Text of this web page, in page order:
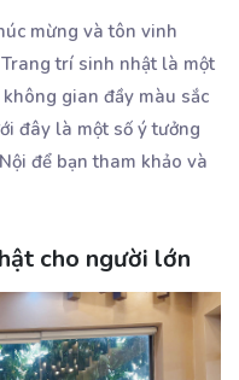
mừng và tôn vinh
trí sinh nhật là một
gian đầy màu sắc
đây là một số ý tưởng
để bạn tham khảo và
cho người lớn